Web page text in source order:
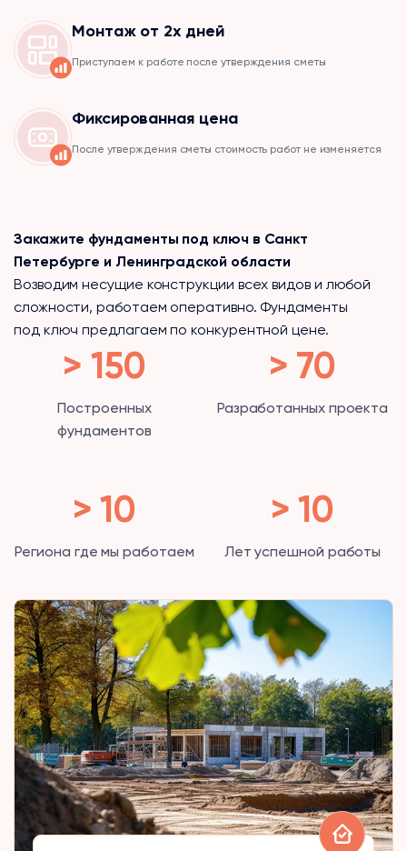
Монтаж от 2х дней
Приступаем к работе после утверждения сметы
Фиксированная цена
После утверждения сметы стоимость работ не изменяется
Закажите фундаменты под ключ в Санкт
Петербурге и Ленинградской области
Возводим несущие конструкции всех видов и любой
сложности, работаем оперативно. Фундаменты
под ключ предлагаем по конкурентной цене.
> 150
Построенных
фундаментов
> 70
Разработанных проекта
> 10
Региона где мы работаем
> 10
Лет успешной работы